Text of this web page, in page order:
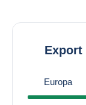
Export
Europa